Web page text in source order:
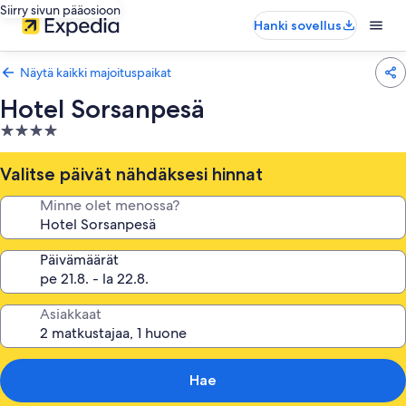
Siirry sivun pääosioon
Hanki sovellus
Näytä kaikki majoituspaikat
Hotel Sorsanpesä
4.0
tähden
majoituspaikka
Valitse päivät nähdäksesi hinnat
Minne olet menossa?
Päivämäärät
Asiakkaat
Hae